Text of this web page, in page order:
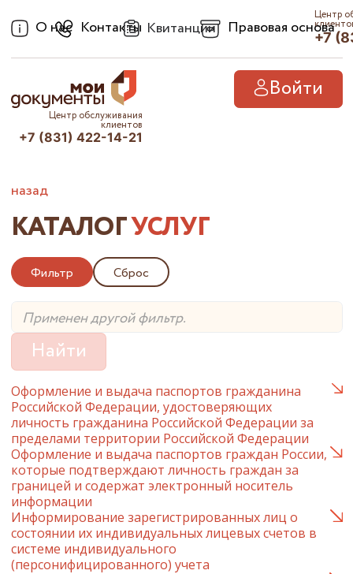
О нас Контакты Квитанции Правовая основа
Центр
+7
Войти
Центр обслуживания
клиентов
+7 (831) 422-14-21
назад
КАТАЛОГУСЛУГ
Фильтр Сброс
Найти
Оформление и выдача паспортов гражданина
Российской Федерации, удостоверяющих
личность гражданина Российской Федерации за
пределами территории Российской Федерации
Оформление и выдача паспортов граждан России,
которые подтверждают личность граждан за
границей и содержат электронный носитель
информации
Информирование зарегистрированных лиц о
состоянии их индивидуальных лицевых счетов в
системе индивидуального
(персонифицированного) учета